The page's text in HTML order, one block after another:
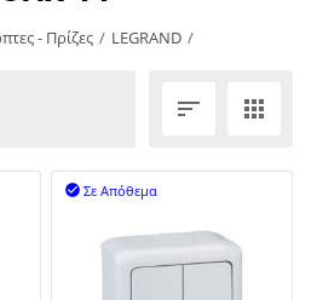
- Πρίζες / LEGRAND /
 
Σε Απόθεμα
